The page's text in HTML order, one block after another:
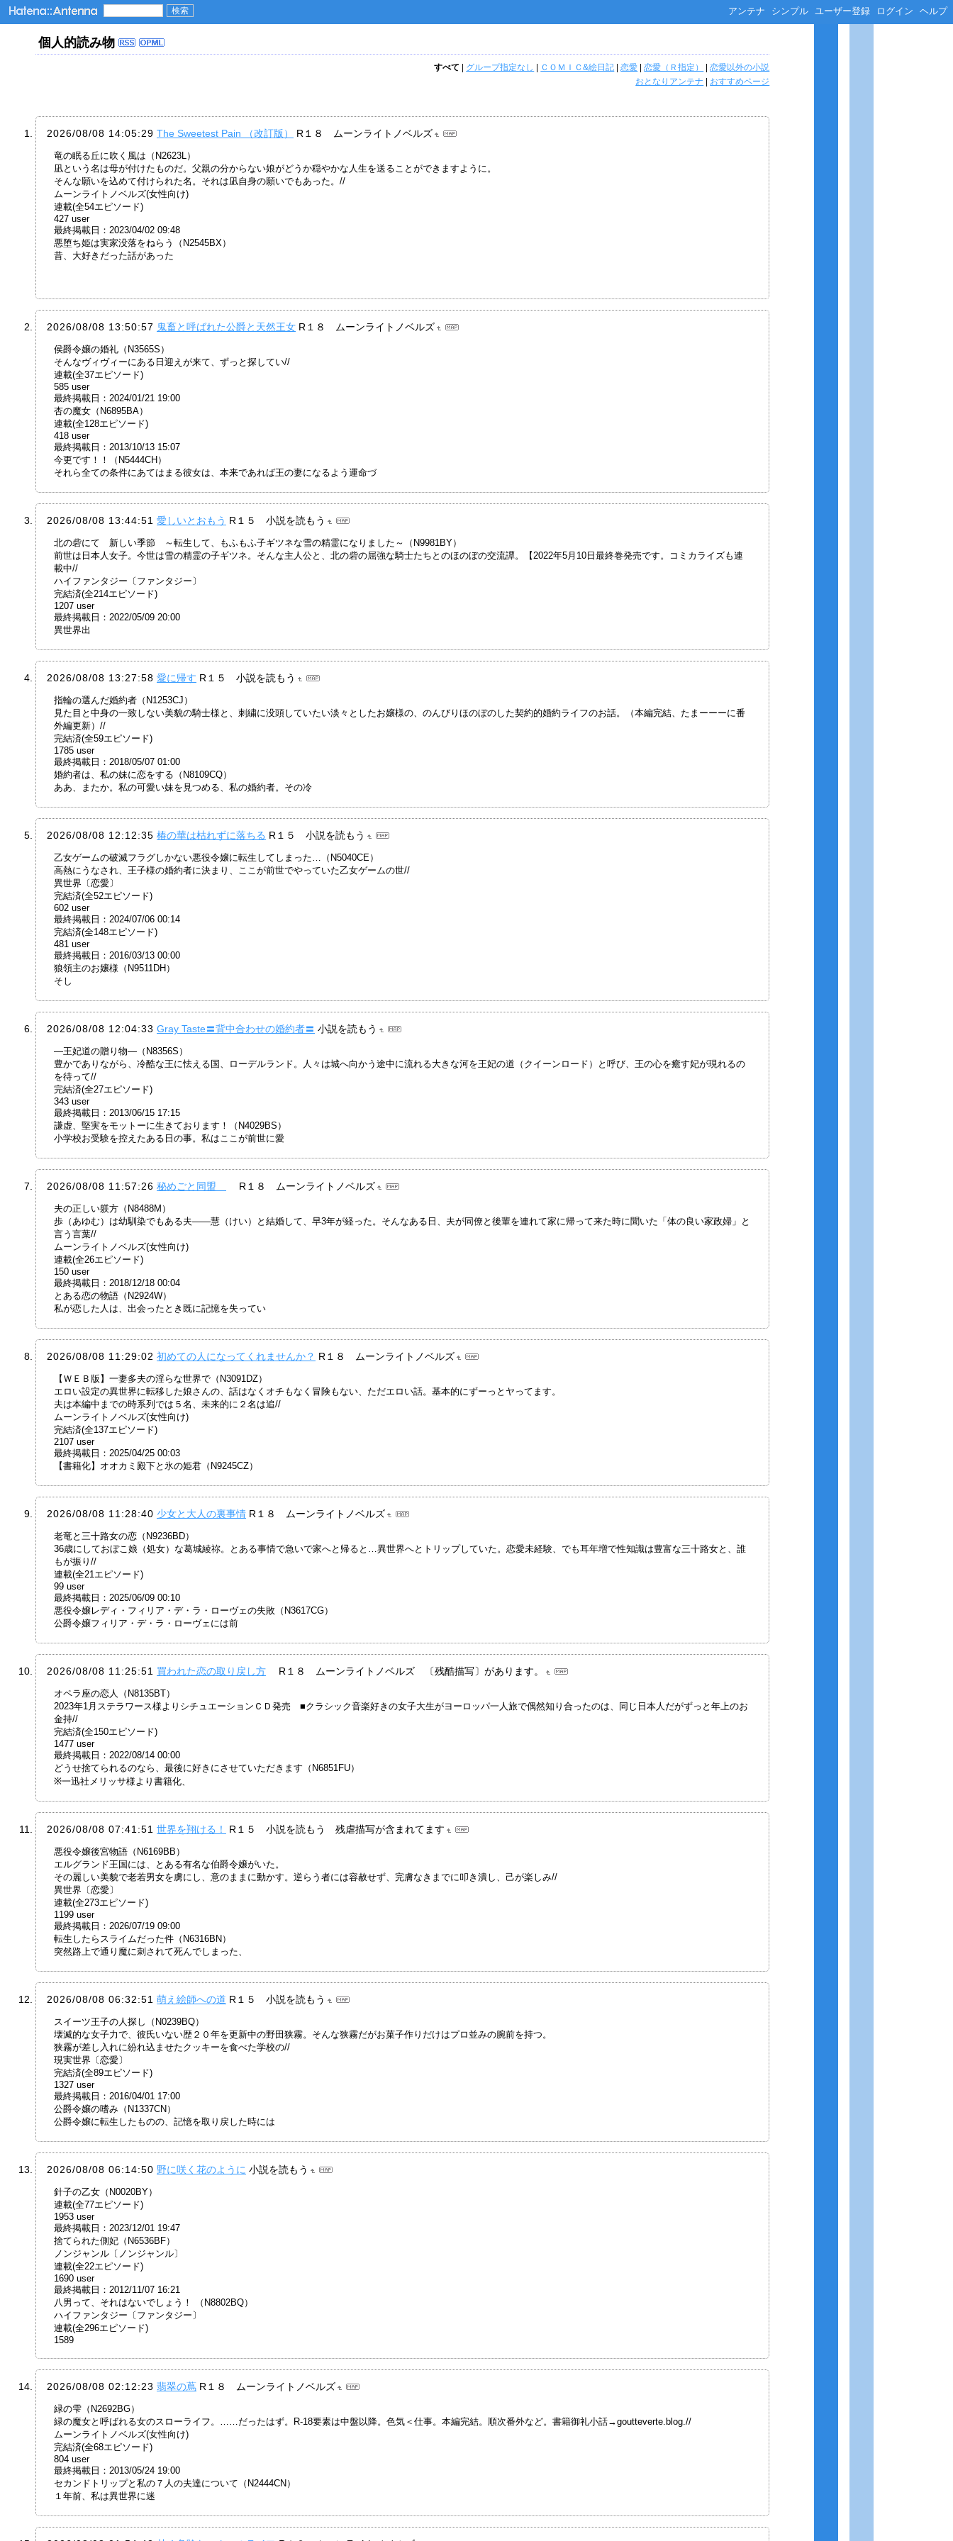
アンテナ シンプル ユーザー登録 ログイン ヘルプ
個人的読み物
すべて グループ指定なし ＣＯＭＩＣ&絵日記 |恋愛 |恋愛（Ｒ指定） |恋愛以外の小説
おとなりアンテナ
おすすめページ
2026/08/08 14:05:29 The Sweetest Pain （改訂版） R１８ ムーンライトノベルズ
竜の眠る丘に吹く風は（N2623L）
凪という名は母が付けたものだ。父親の分からない娘がどうか穏やかな人生を送ることができますように。
そんな願いを込めて付けられた名。それは凪自身の願いでもあった。//
ムーンライトノベルズ(女性向け)
連載(全54エピソード)
427 user
最終掲載日：2023/04/02 09:48
悪堕ち姫は実家没落をねらう（N2545BX）
昔、大好きだった話があった
2026/08/08 13:50:57 鬼畜と呼ばれた公爵と天然王女 R１８ ムーンライトノベルズ
侯爵令嬢の婚礼（N3565S）
そんなヴィヴィーにある日迎えが来て、ずっと探してい//
連載(全37エピソード)
585 user
最終掲載日：2024/01/21 19:00
杏の魔女（N6895BA）
連載(全128エピソード)
418 user
最終掲載日：2013/10/13 15:07
今更です！！（N5444CH）
それら全ての条件にあてはまる彼女は、本来であれば王の妻になるよう運命づ
2026/08/08 13:44:51 愛しいとおもう R１５ 小説を読もう
北の砦にて 新しい季節 ～転生して、もふもふ子ギツネな雪の精霊になりました～（N9981BY）
前世は日本人女子。今世は雪の精霊の子ギツネ。そんな主人公と、北の砦の屈強な騎士たちとのほのぼの交流譚。【2022年5月10日最終巻発売です。コミカライズも連
載中//
ハイファンタジー〔ファンタジー〕
完結済(全214エピソード)
1207 user
最終掲載日：2022/05/09 20:00
異世界出
2026/08/08 13:27:58 愛に帰す R１５ 小説を読もう
指輪の選んだ婚約者（N1253CJ）
見た目と中身の一致しない美貌の騎士様と、刺繍に没頭していたい淡々としたお嬢様の、のんびりほのぼのした契約的婚約ライフのお話。（本編完結、たまーーーに番
外編更新）//
完結済(全59エピソード)
1785 user
最終掲載日：2018/05/07 01:00
婚約者は、私の妹に恋をする（N8109CQ）
ああ、またか。私の可愛い妹を見つめる、私の婚約者。その冷
2026/08/08 12:12:35 椿の華は枯れずに落ちる R１５ 小説を読もう
乙女ゲームの破滅フラグしかない悪役令嬢に転生してしまった…（N5040CE）
高熱にうなされ、王子様の婚約者に決まり、ここが前世でやっていた乙女ゲームの世//
異世界〔恋愛〕
完結済(全52エピソード)
602 user
最終掲載日：2024/07/06 00:14
完結済(全148エピソード)
481 user
最終掲載日：2016/03/13 00:00
狼領主のお嬢様（N9511DH）
そし
2026/08/08 12:04:33 Gray Taste〓背中合わせの婚約者〓 小説を読もう
―王妃道の贈り物―（N8356S）
豊かでありながら、冷酷な王に怯える国、ローデルランド。人々は城へ向かう途中に流れる大きな河を王妃の道（クイーンロード）と呼び、王の心を癒す妃が現れるの
を待って//
完結済(全27エピソード)
343 user
最終掲載日：2013/06/15 17:15
謙虚、堅実をモットーに生きております！（N4029BS）
小学校お受験を控えたある日の事。私はここが前世に愛
2026/08/08 11:57:26 秘めごと同盟 R１８ ムーンライトノベルズ
夫の正しい躾方（N8488M）
歩（あゆむ）は幼馴染でもある夫――慧（けい）と結婚して、早3年が経った。そんなある日、夫が同僚と後輩を連れて家に帰って来た時に聞いた「体の良い家政婦」と
言う言葉//
ムーンライトノベルズ(女性向け)
連載(全26エピソード)
150 user
最終掲載日：2018/12/18 00:04
とある恋の物語（N2924W）
私が恋した人は、出会ったとき既に記憶を失ってい
2026/08/08 11:29:02 初めての人になってくれませんか？ R１８ ムーンライトノベルズ
【ＷＥＢ版】一妻多夫の淫らな世界で（N3091DZ）
エロい設定の異世界に転移した娘さんの、話はなくオチもなく冒険もない、ただエロい話。基本的にずーっとヤってます。
夫は本編中までの時系列では５名、未来的に２名は追//
ムーンライトノベルズ(女性向け)
完結済(全137エピソード)
2107 user
最終掲載日：2025/04/25 00:03
【書籍化】オオカミ殿下と氷の姫君（N9245CZ）
2026/08/08 11:28:40 少女と大人の裏事情 R１８ ムーンライトノベルズ
老竜と三十路女の恋（N9236BD）
36歳にしておぼこ娘（処女）な葛城綾祢。とある事情で急いで家へと帰ると…異世界へとトリップしていた。恋愛未経験、でも耳年増で性知識は豊富な三十路女と、誰
もが振り//
連載(全21エピソード)
99 user
最終掲載日：2025/06/09 00:10
悪役令嬢レディ・フィリア・デ・ラ・ローヴェの失敗（N3617CG）
公爵令嬢フィリア・デ・ラ・ローヴェには前
2026/08/08 11:25:51 買われた恋の取り戻し方 R１８ ムーンライトノベルズ 〔残酷描写〕があります。
オペラ座の恋人（N8135BT）
2023年1月ステラワース様よりシチュエーションＣＤ発売 ■クラシック音楽好きの女子大生がヨーロッパ一人旅で偶然知り合ったのは、同じ日本人だがずっと年上のお
金持//
完結済(全150エピソード)
1477 user
最終掲載日：2022/08/14 00:00
どうせ捨てられるのなら、最後に好きにさせていただきます（N6851FU）
※一迅社メリッサ様より書籍化、
2026/08/08 07:41:51 世界を翔ける！ R１５ 小説を読もう 残虐描写が含まれてます
悪役令嬢後宮物語（N6169BB）
エルグランド王国には、とある有名な伯爵令嬢がいた。
その麗しい美貌で老若男女を虜にし、意のままに動かす。逆らう者には容赦せず、完膚なきまでに叩き潰し、己が楽しみ//
異世界〔恋愛〕
連載(全273エピソード)
1199 user
最終掲載日：2026/07/19 09:00
転生したらスライムだった件（N6316BN）
突然路上で通り魔に刺されて死んでしまった、
2026/08/08 06:32:51 萌え絵師への道 R１５ 小説を読もう
スイーツ王子の人探し（N0239BQ）
壊滅的な女子力で、彼氏いない歴２０年を更新中の野田狭霧。そんな狭霧だがお菓子作りだけはプロ並みの腕前を持つ。
狭霧が差し入れに紛れ込ませたクッキーを食べた学校の//
現実世界〔恋愛〕
完結済(全89エピソード)
1327 user
最終掲載日：2016/04/01 17:00
公爵令嬢の嗜み（N1337CN）
公爵令嬢に転生したものの、記憶を取り戻した時には
2026/08/08 06:14:50 野に咲く花のように 小説を読もう
針子の乙女（N0020BY）
連載(全77エピソード)
1953 user
最終掲載日：2023/12/01 19:47
捨てられた側妃（N6536BF）
ノンジャンル〔ノンジャンル〕
連載(全22エピソード)
1690 user
最終掲載日：2012/11/07 16:21
八男って、それはないでしょう！ （N8802BQ）
ハイファンタジー〔ファンタジー〕
連載(全296エピソード)
1589
2026/08/08 02:12:23 翡翠の蔦 R１８ ムーンライトノベルズ
緑の雫（N2692BG）
緑の魔女と呼ばれる女のスローライフ。……だったはず。R-18要素は中盤以降。色気＜仕事。本編完結。順次番外など。書籍御礼小話→goutteverte.blog.//
ムーンライトノベルズ(女性向け)
完結済(全68エピソード)
804 user
最終掲載日：2013/05/24 19:00
セカンドトリップと私の７人の夫達について（N2444CN）
１年前、私は異世界に迷